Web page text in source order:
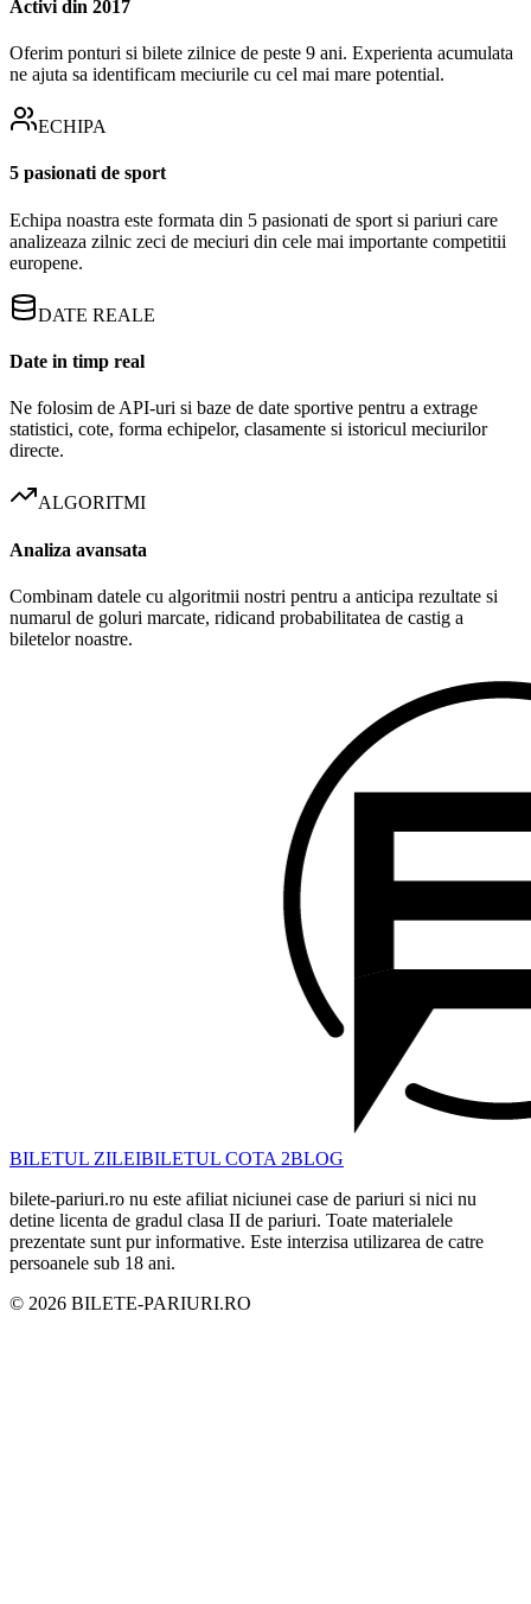
Activi din 2017
Oferim ponturi si bilete zilnice de peste 9 ani. Experienta acumulata
ne ajuta sa identificam meciurile cu cel mai mare potential.
ECHIPA
5 pasionati de sport
Echipa noastra este formata din 5 pasionati de sport si pariuri care
analizeaza zilnic zeci de meciuri din cele mai importante competitii
europene.
DATE REALE
Date in timp real
Ne folosim de API-uri si baze de date sportive pentru a extrage
statistici, cote, forma echipelor, clasamente si istoricul meciurilor
directe.
ALGORITMI
Analiza avansata
Combinam datele cu algoritmii nostri pentru a anticipa rezultate si
numarul de goluri marcate, ridicand probabilitatea de castig a
biletelor noastre.
BILETUL ZILEIBILETUL COTA 2BLOG
bilete-pariuri.ro nu este afiliat niciunei case de pariuri si nici nu
detine licenta de gradul clasa II de pariuri. Toate materialele
prezentate sunt pur informative. Este interzisa utilizarea de catre
persoanele sub 18 ani.
© 2026 BILETE-PARIURI.RO